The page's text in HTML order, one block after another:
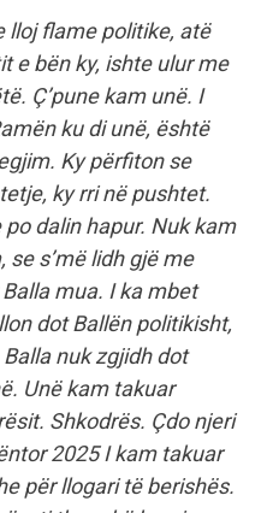
lloj flame politike, atë
e bën ky, ishte ulur me
Ç’pune kam unë. I
ku di unë, është
Ky përfiton se
ky rri në pushtet.
dalin hapur. Nuk kam
se s’më lidh gjë me
mua. I ka mbet
dot Ballën politikisht,
nuk zgjidh dot
Unë kam takuar
Shkodrës. Çdo njeri
2025 I kam takuar
për llogari të berishës.